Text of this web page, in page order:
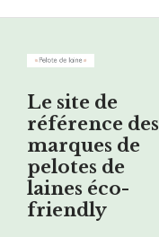
Le site de
référence des
marques de
pelotes de
laines éco-
friendly